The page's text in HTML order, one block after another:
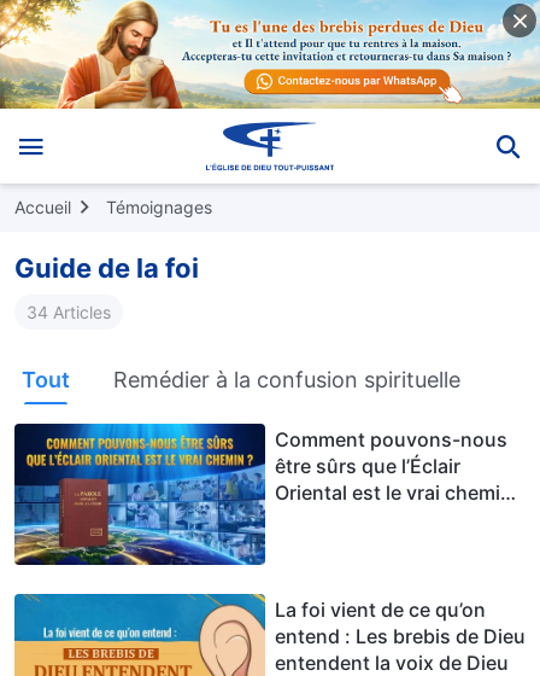
Accueil Témoignages
Guide de la foi
34 Articles
Tout Remédier à la confusion spirituelle
Comment pouvons-nous
être sûrs que l’Éclair
Oriental est le vrai chemin
La foi vient de ce qu’on
entend : Les brebis de Dieu
entendent la voix de Dieu